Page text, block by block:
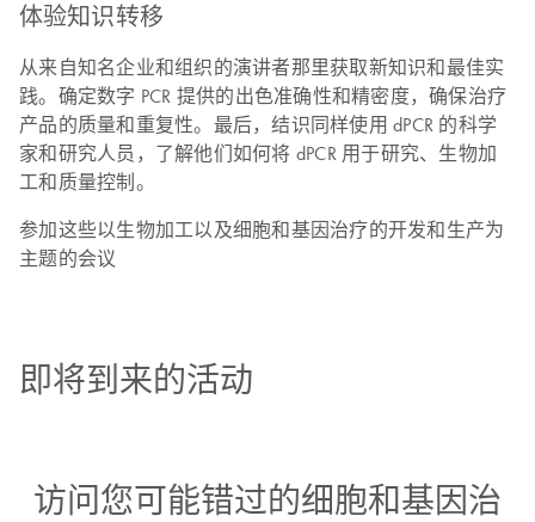
体验知识转移
从来自知名企业和组织的演讲者那里获取新知识和最佳实
践。确定数字 PCR 提供的出色准确性和精密度，确保治疗
产品的质量和重复性。最后，结识同样使用 dPCR 的科学
家和研究人员，了解他们如何将 dPCR 用于研究、生物加
工和质量控制。
参加这些以生物加工以及细胞和基因治疗的开发和生产为
主题的会议
即将到来的活动
访问您可能错过的细胞和基因治